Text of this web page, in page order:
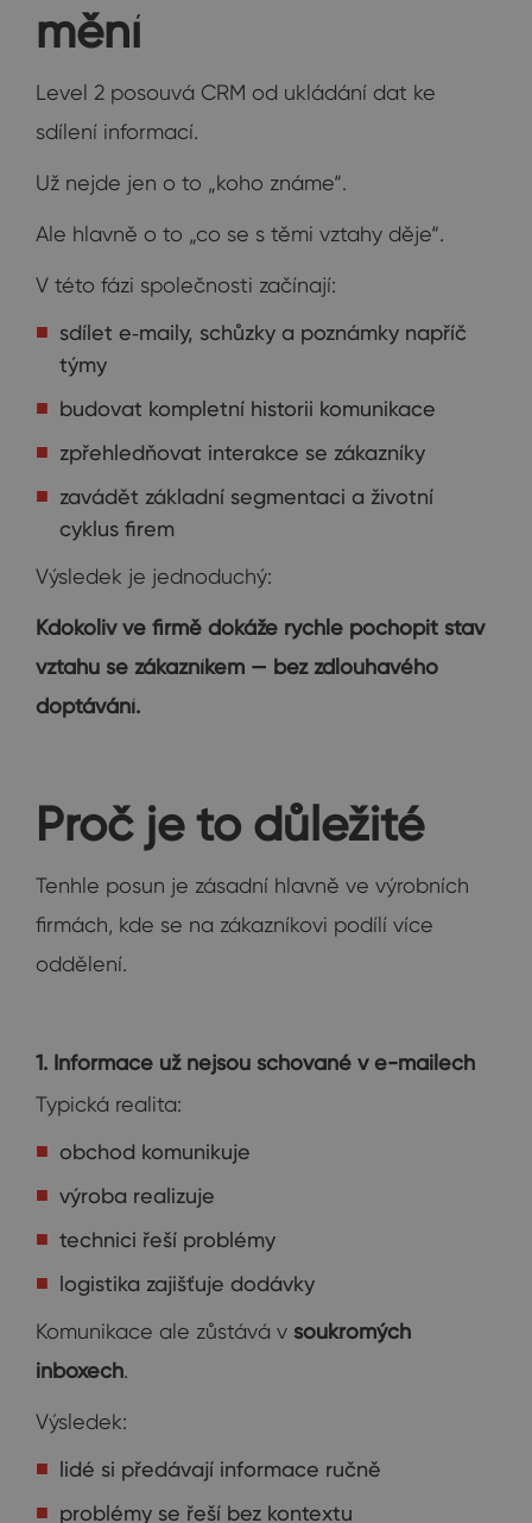
mění
Level 2 posouvá CRM od ukládání dat ke
sdílení informací.
Už nejde jen o to „koho známe“.
Ale hlavně o to „co se s těmi vztahy děje“.
V této fázi společnosti začínají:
sdílet e‑maily, schůzky a poznámky napříč
týmy
budovat kompletní historii komunikace
zpřehledňovat interakce se zákazníky
zavádět základní segmentaci a životní
cyklus firem
Výsledek je jednoduchý:
Kdokoliv ve firmě dokáže rychle pochopit stav
vztahu se zákazníkem — bez zdlouhavého
doptávání.
Proč je to důležité
Tenhle posun je zásadní hlavně ve výrobních
firmách, kde se na zákazníkovi podílí více
oddělení.
1. Informace už nejsou schované v e-mailech
Typická realita:
obchod komunikuje
výroba realizuje
technici řeší problémy
logistika zajišťuje dodávky
Komunikace ale zůstává v soukromých
inboxech.
Výsledek:
lidé si předávají informace ručně
problémy se řeší bez kontextu